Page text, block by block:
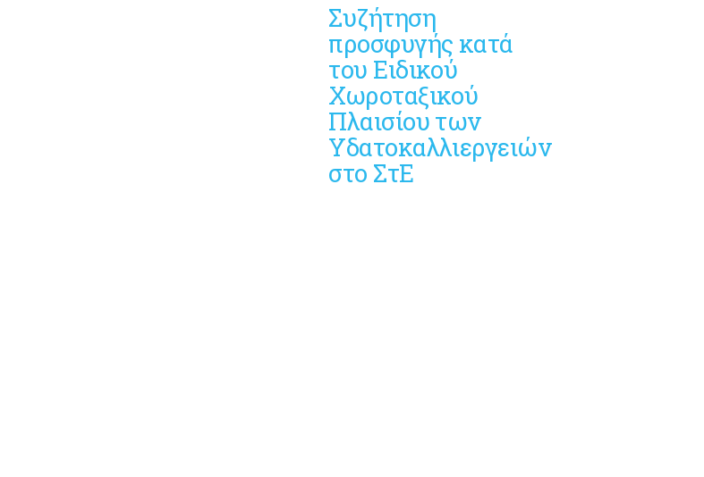
Συζήτηση
προσφυγής κατά
του Ειδικού
Χωροταξικού
Πλαισίου των
Υδατοκαλλιεργειών
στο ΣτΕ